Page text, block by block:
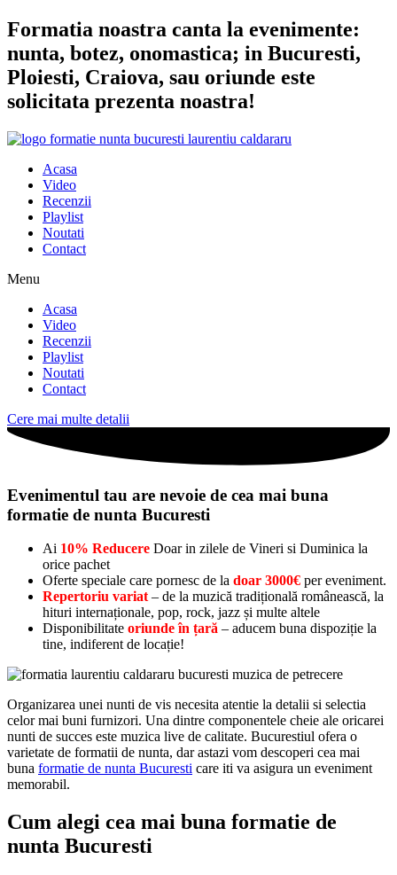
Sari
la
conținut
Formatia noastra canta la evenimente:
nunta, botez, onomastica; in Bucuresti,
Ploiesti, Craiova, sau oriunde este
solicitata prezenta noastra!
Acasa
Video
Recenzii
Playlist
Noutati
Contact
Menu
Acasa
Video
Recenzii
Playlist
Noutati
Contact
Cere mai multe detalii
Evenimentul tau are nevoie de cea mai buna
formatie de nunta Bucuresti
Ai 10% Reducere Doar in zilele de Vineri si Duminica la
orice pachet
Oferte speciale care pornesc de la doar 3000€ per eveniment.
Repertoriu variat– de la muzică tradițională românească, la
hituri internaționale, pop, rock, jazz și multe altele
Disponibilitate oriunde în țară – aducem buna dispoziție la
tine, indiferent de locație!
Organizarea unei nunti de vis necesita atentie la detalii si selectia
celor mai buni furnizori. Una dintre componentele cheie ale oricarei
nunti de succes este muzica live de calitate. Bucurestiul ofera o
varietate de formatii de nunta, dar astazi vom descoperi cea mai
buna formatie de nunta Bucuresti care iti va asigura un eveniment
memorabil.
Cum alegi cea mai buna formatie de
nunta Bucuresti